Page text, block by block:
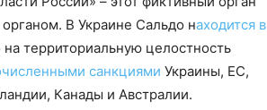
В Украине Сальдо находится в
на территориальную целостность
санкциями Украины, ЕС,
Канады и Австралии.